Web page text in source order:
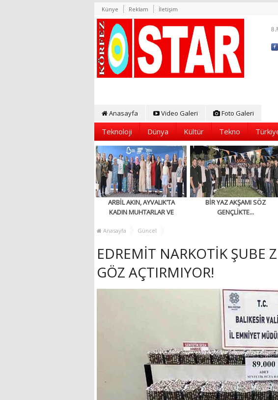
Künye Reklam İletişim
8
Anasayfa Video Galeri Foto Galeri
Teknoloji Dünya Kültür Tekno
ARBİL AKIN, AYVALIK’TA
KADIN MUHTARLAR VE
BULUŞTU
BİR YAZ AKŞAMI SÖZ
GENÇLİKTE...
Anasayfa Güncel
EDREMİT NARKOTİK ŞUBE
GÖZ AÇTIRMIYOR!